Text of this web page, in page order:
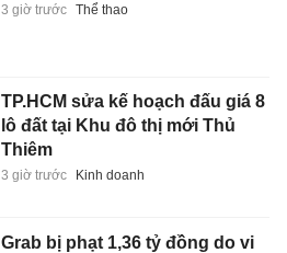
3 giờ trước Thể thao
TP.HCM sửa kế hoạch đấu giá 8
lô đất tại Khu đô thị mới Thủ
Thiêm
3 giờ trước Kinh doanh
Grab bị phạt 1,36 tỷ đồng do vi